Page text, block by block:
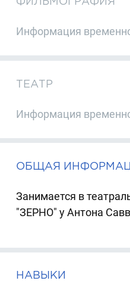
Информация
ТЕАТР
Информация
ОБЩАЯ
Занимается в
"ЗЕРНО" у Антона
НАВЫКИ